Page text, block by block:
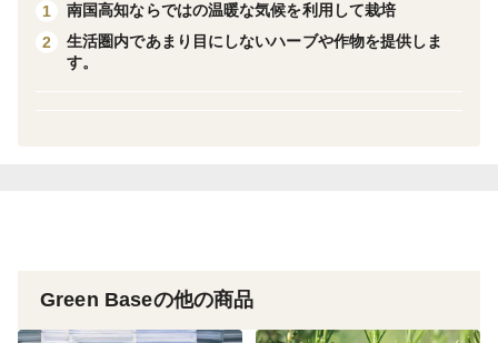
【ジンジャーリフレッシュ】
1
南国高知ならではの温暖な気候を利用して栽培
2
生活圏内であまり目にしないハーブや作物を提供しま
す。
Green Baseの他の商品